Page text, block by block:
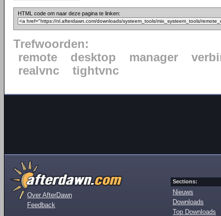
HTML code om naar deze pagina te linken:
Trefwoorden:
remote
desktop manager
realvnc
tightvnc
Over AfterDawn
Feedback
Sections:
Nieuws
Downloads
Top Downloads